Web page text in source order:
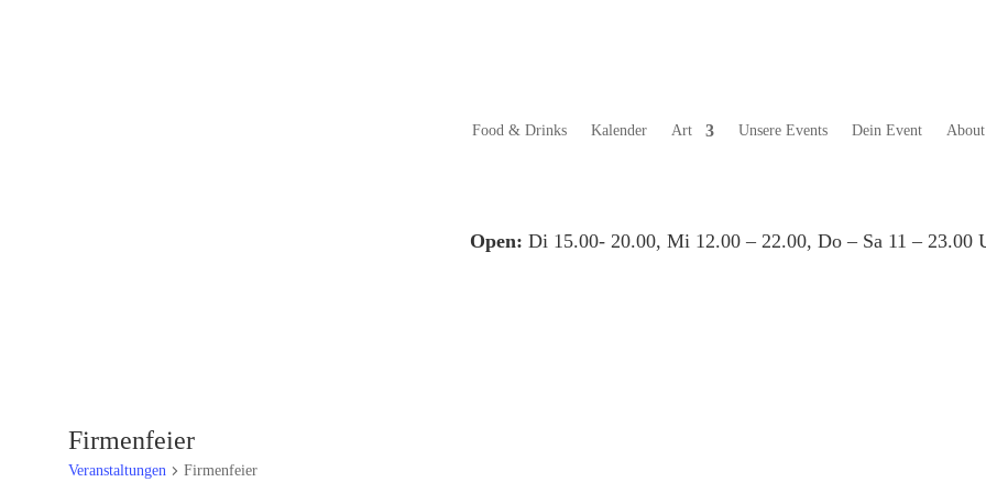
Food & Drinks Kalender Art Unsere Events Dein Event About
Open: Di 15.00- 20.00, Mi 12.00 – 22.00, Do – Sa 11 – 23.00
Firmenfeier
Veranstaltungen Firmenfeier